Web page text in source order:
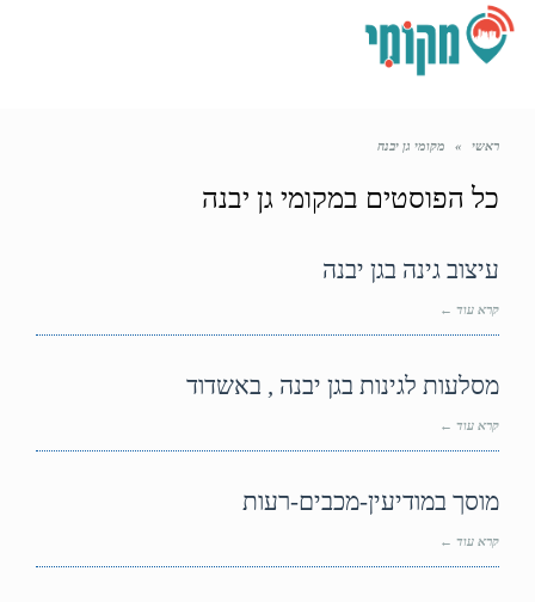
ראשי » מקומי גן יבנה
כל הפוסטים במקומי גן יבנה
עיצוב גינה בגן יבנה
קרא עוד ←
מסלעות לגינות בגן יבנה , באשדוד
קרא עוד ←
מוסך במודיעין-מכבים-רעות
קרא עוד ←